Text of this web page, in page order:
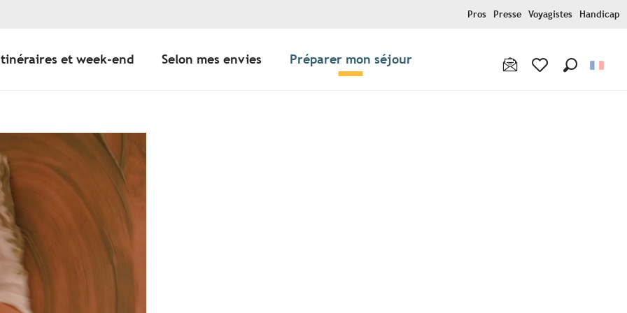
Pros Presse Voyagistes Handicap
et week-end Selon mes envies Préparer mon séjour